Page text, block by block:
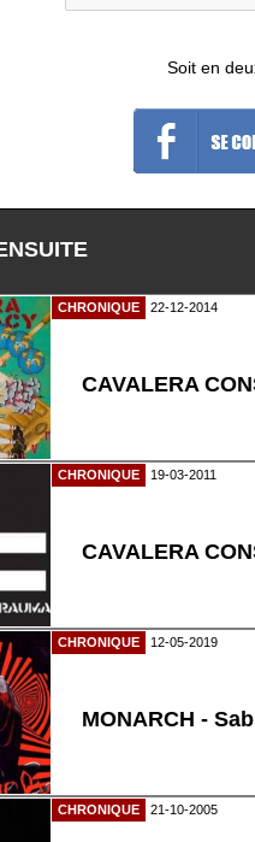
Soit en
CHRONIQUE 22-12-2014
CAVALERA
CHRONIQUE 19-03-2011
CAVALERA
CHRONIQUE 12-05-2019
MONARCH -
CHRONIQUE 21-10-2005